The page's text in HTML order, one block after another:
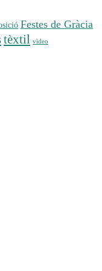
Festes de Gràcia
tèxtil vìdeo